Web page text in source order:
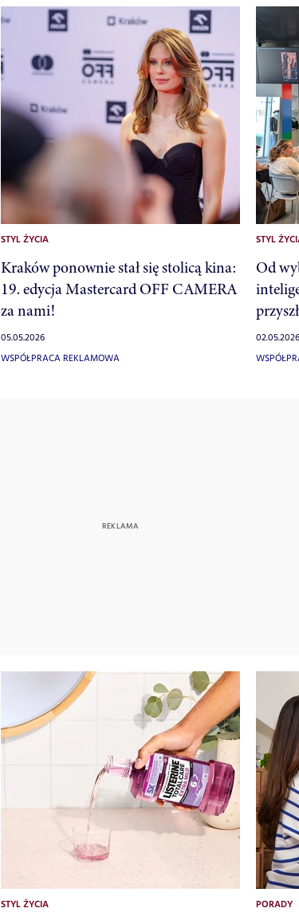
STYL ŻYCIA
Kraków ponownie stał się stolicą kina:
19. edycja Mastercard OFF CAMERA
za nami!
05.05.2026
WSPÓŁPRACA REKLAMOWA
STYL
Od
02.05.2026
STYL ŻYCIA PORADY